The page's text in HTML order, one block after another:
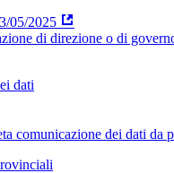
05/2025
di direzione o di
dati
comunicazione dei dati